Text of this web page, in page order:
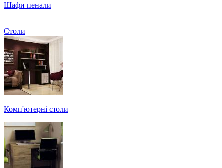
Шафи пенали
Столи
Комп'ютерні столи